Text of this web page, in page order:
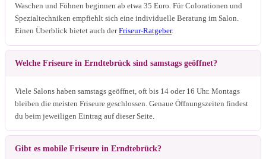
Waschen und Föhnen beginnen ab etwa 35 Euro. Für Colorationen und
Spezialtechniken empfiehlt sich eine individuelle Beratung im Salon.
Einen Überblick bietet auch derFriseur-Ratgeber.
Welche Friseure in Erndtebrück sind samstags geöffnet?
Viele Salons haben samstags geöffnet, oft bis 14 oder 16 Uhr. Montags
bleiben die meisten Friseure geschlossen. Genaue Öffnungszeiten findest
du beim jeweiligen Eintrag auf dieser Seite.
Gibt es mobile Friseure in Erndtebrück?